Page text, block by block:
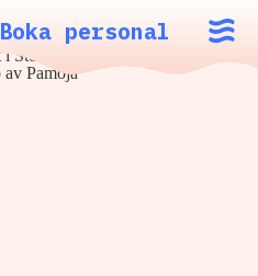
Boka personal